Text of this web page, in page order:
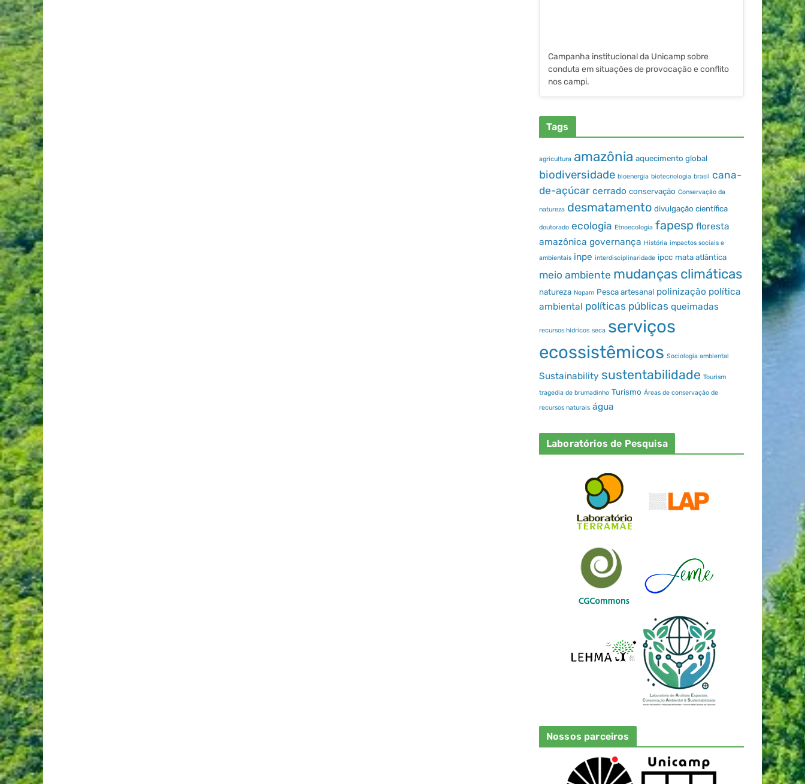
Campanha institucional da Unicamp sobre
conduta em situações de provocação e conflito
nos campi.
Tags
agricultura amazônia aquecimento global
biodiversidade bioenergia biotecnologia brasil cana-
de-açúcar cerrado conservação Conservação da
natureza desmatamento divulgação científica
doutorado ecologia Etnoecologia fapesp floresta
amazônica governança História impactos sociais e
ambientais inpe interdisciplinaridade ipcc mata atlântica
meio ambiente mudanças climáticas
natureza Nepam Pesca artesanal polinização política
ambiental políticas públicas queimadas
recursos hídricos seca serviços
ecossistêmicos Sociologia ambiental
Sustainability sustentabilidade Tourism
tragedia de brumadinho Turismo Áreas de conservação de
recursos naturais água
Laboratórios de Pesquisa
Nossos parceiros